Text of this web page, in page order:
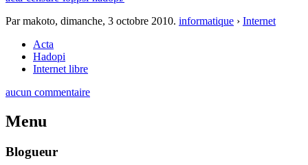
Par makoto, dimanche, 3 octobre 2010. informatique › Internet
Acta
Hadopi
Internet libre
aucun commentaire
Menu
Blogueur